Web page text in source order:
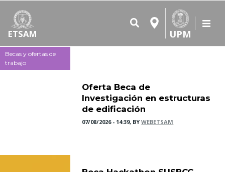
ETSAM UPM
Becas y ofertas de
trabajo
Oferta Beca de
Investigación en estructuras
de edificación
07/08/2026 - 14:39, BYWEBETSAM